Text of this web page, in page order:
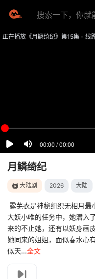
正在播放《月鳞绮纪》第15集 - 线
月鳞绮纪
大陆剧 2026 大陆
露芜衣是神秘组织无相月
大妖小唯的任务中，她潜入
来的不止她，还有以妖身画
她同来的姐姐，面似春水心
似天...全文